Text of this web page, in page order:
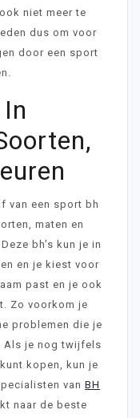
niet meer te
dus om voor
door een sport
van een sport bh
maten en
bh’s kun je in
en je kiest voor
past en je ook
Zo voorkom je
problemen die je
Als je nog twijfels
kopen, kun je
van BH
naar de beste